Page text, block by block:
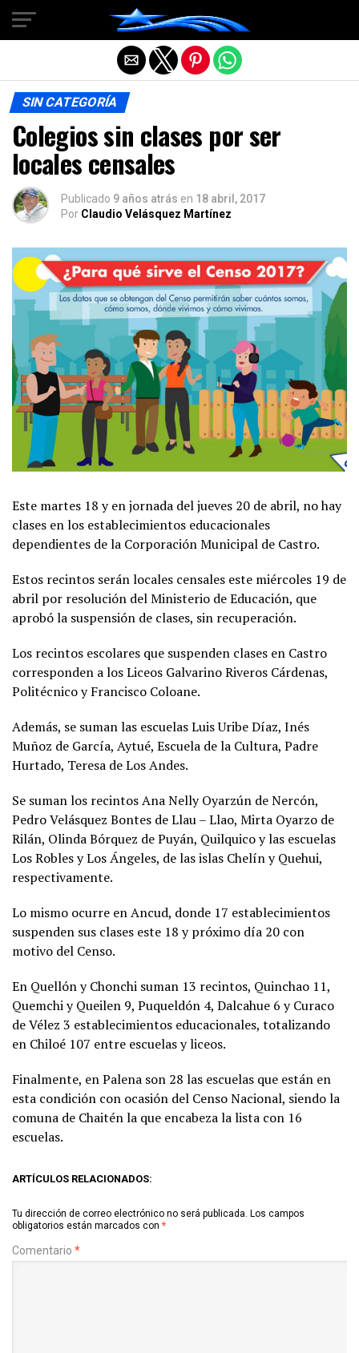
SIN CATEGORÍA
Colegios sin clases por ser
locales censales
Publicado 9 años atrás en 18 abril, 2017
Por Claudio Velásquez Martínez
Este martes 18 y en jornada del jueves 20 de abril, no hay
clases en los establecimientos educacionales
dependientes de la Corporación Municipal de Castro.
Estos recintos serán locales censales este miércoles 19 de
abril por resolución del Ministerio de Educación, que
aprobó la suspensión de clases, sin recuperación.
Los recintos escolares que suspenden clases en Castro
corresponden a los Liceos Galvarino Riveros Cárdenas,
Politécnico y Francisco Coloane.
Además, se suman las escuelas Luis Uribe Díaz, Inés
Muñoz de García, Aytué, Escuela de la Cultura, Padre
Hurtado, Teresa de Los Andes.
Se suman los recintos Ana Nelly Oyarzún de Nercón,
Pedro Velásquez Bontes de Llau – Llao, Mirta Oyarzo de
Rilán, Olinda Bórquez de Puyán, Quilquico y las escuelas
Los Robles y Los Ángeles, de las islas Chelín y Quehui,
respectivamente.
Lo mismo ocurre en Ancud, donde 17 establecimientos
suspenden sus clases este 18 y próximo día 20 con
motivo del Censo.
En Quellón y Chonchi suman 13 recintos, Quinchao 11,
Quemchi y Queilen 9, Puqueldón 4, Dalcahue 6 y Curaco
de Vélez 3 establecimientos educacionales, totalizando
en Chiloé 107 entre escuelas y liceos.
Finalmente, en Palena son 28 las escuelas que están en
esta condición con ocasión del Censo Nacional, siendo la
comuna de Chaitén la que encabeza la lista con 16
escuelas.
ARTÍCULOS RELACIONADOS:
Tu dirección de correo electrónico no será publicada. Los campos
obligatorios están marcados con *
Comentario *
Salir de la versión móvil